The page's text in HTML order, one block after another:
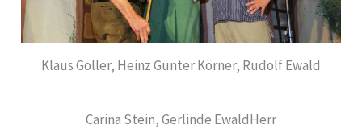
Klaus Göller, Heinz Günter Körner, Rudolf Ewald
Carina Stein, Gerlinde EwaldHerr